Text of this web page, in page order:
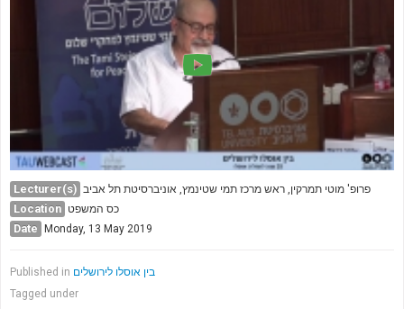
Lecturer(s) פרופ' מוטי תמרקין, ראש מרכז תמי שטינמץ, אוניברסיטת תל אביב
Location כס המשפט
Date Monday, 13 May 2019
Published in בין אוסלו לירושלים
Tagged under